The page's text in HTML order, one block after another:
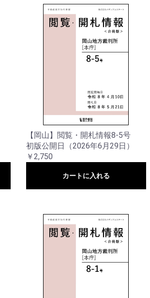
【岡山】閲覧・開札情報8-5号
初版公開日（2026年6月29日）
￥2,750
カートに入れる